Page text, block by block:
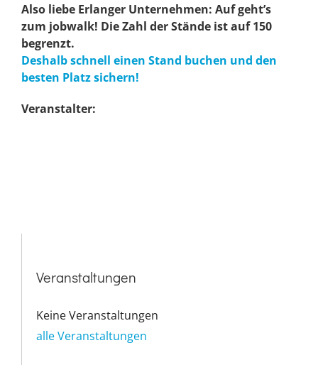
Also liebe Erlanger Unternehmen: Auf geht’s
zum jobwalk! Die Zahl der Stände ist auf 150
begrenzt.
Deshalb schnell einen Stand buchen und den
besten Platz sichern!
Veranstalter:
Veranstaltungen
Keine Veranstaltungen
alle Veranstaltungen